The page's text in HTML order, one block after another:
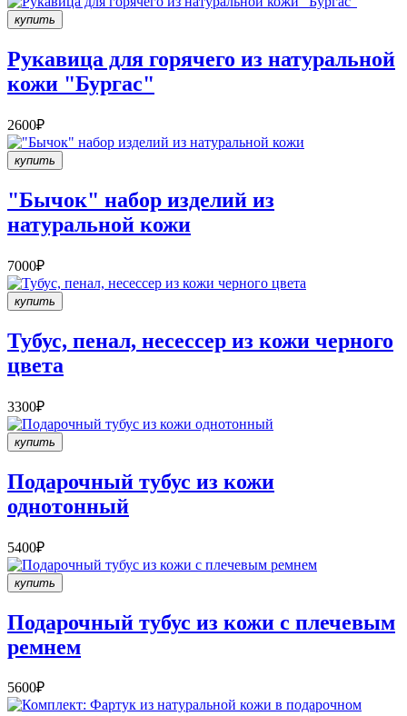
купить
Рукавица для горячего из натуральной
кожи "Бургас"
2600₽
купить
"Бычок" набор изделий из
натуральной кожи
7000₽
купить
Тубус, пенал, несессер из кожи черного
цвета
3300₽
купить
Подарочный тубус из кожи
однотонный
5400₽
купить
Подарочный тубус из кожи c плечевым
ремнем
5600₽